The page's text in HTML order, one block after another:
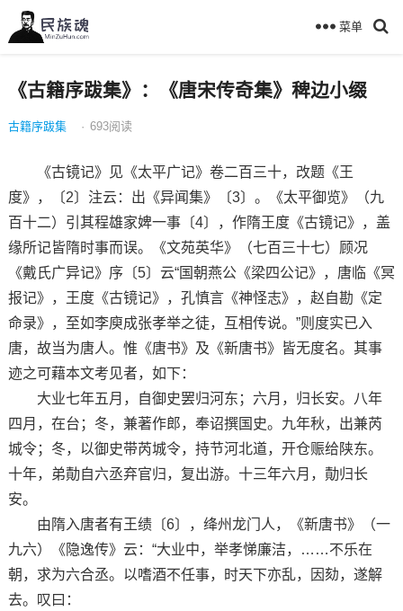
菜单
《古籍序跋集》：《唐宋传奇集》稗边小缀
古籍序跋集 · 693阅读
《古镜记》见《太平广记》卷二百三十，改题《王
度》，〔2〕注云：出《异闻集》〔3〕。《太平御览》（九
百十二）引其程雄家婢一事〔4〕，作隋王度《古镜记》，盖
缘所记皆隋时事而误。《文苑英华》（七百三十七）顾况
《戴氏广异记》序〔5〕云“国朝燕公《梁四公记》，唐临《冥
报记》，王度《古镜记》，孔慎言《神怪志》，赵自勘《定
命录》，至如李庾成张孝举之徒，互相传说。”则度实已入
唐，故当为唐人。惟《唐书》及《新唐书》皆无度名。其事
迹之可藉本文考见者，如下：
大业七年五月，自御史罢归河东；六月，归长安。八年
四月，在台；冬，兼著作郎，奉诏撰国史。九年秋，出兼芮
城令；冬，以御史带芮城令，持节河北道，开仓赈给陕东。
十年，弟勣自六丞弃官归，复出游。十三年六月，勣归长
安。
由隋入唐者有王绩〔6〕，绛州龙门人，《新唐书》（一
九六）《隐逸传》云：“大业中，举孝悌廉洁，……不乐在
朝，求为六合丞。以嗜酒不任事，时天下亦乱，因劾，遂解
去。叹曰：